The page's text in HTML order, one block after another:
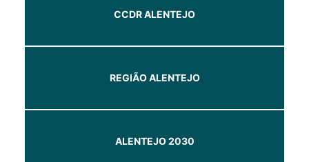
CCDR ALENTEJO
REGIÃO ALENTEJO
ALENTEJO 2030